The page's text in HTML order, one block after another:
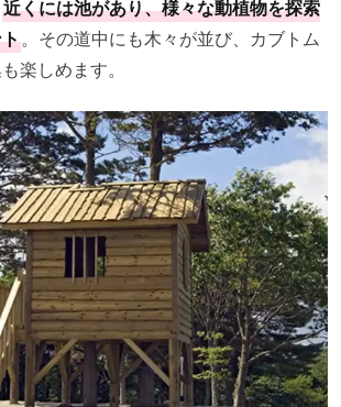
近くには池があり、様々な動植物を探索
。その道中にも木々が並び、カブトム
楽しめます。